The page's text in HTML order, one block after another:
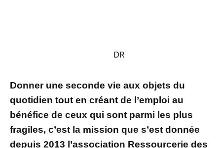
DR
Donner une seconde vie aux objets du
quotidien tout en créant de l’emploi au
bénéfice de ceux qui sont parmi les plus
fragiles, c’est la mission que s’est donnée
depuis 2013 l’association Ressourcerie des